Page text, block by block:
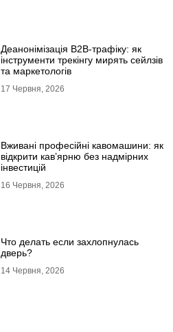
Деанонімізація B2B-трафіку: як
інструменти трекінгу мирять сейлзів
та маркетологів
17 Червня, 2026
Вживані професійні кавомашини: як
відкрити кав’ярню без надмірних
інвестицій
16 Червня, 2026
Что делать если захлопнулась
дверь?
14 Червня, 2026